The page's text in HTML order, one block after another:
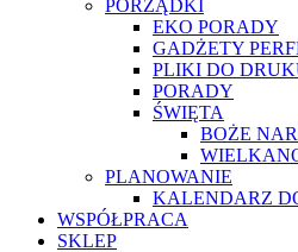
PORZĄDKI
EKO PORADY
GADŻETY
PLIKI DO
PORADY
ŚWIĘTA
BOŻE
PLANOWANIE
KALENDARZ
WSPÓŁPRACA
SKLEP